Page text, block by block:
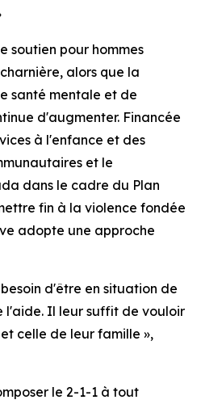
soutien pour hommes
alors que la
santé mentale et de
d'augmenter. Financée
à l'enfance et des
et le
dans le cadre du Plan
fin à la violence fondée
adopte une approche
d'être en situation de
l'aide. Il leur suffit de vouloir
celle de leur famille »,
le 2-1-1 à tout